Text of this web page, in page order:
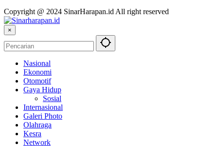
Copyright @ 2024 SinarHarapan.id All right reserved
×
Nasional
Ekonomi
Otomotif
Gaya Hidup
Sosial
Internasional
Galeri Photo
Olahraga
Kesra
Network